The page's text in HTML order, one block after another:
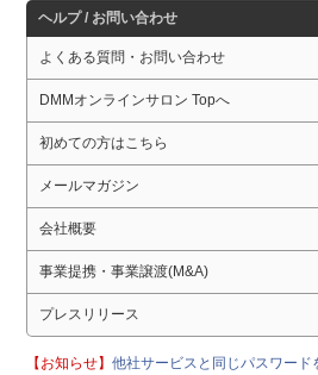
ヘルプ / お問い合わせ
よくある質問・お問い合わせ
DMMオンラインサロン Topへ
初めての方はこちら
メールマガジン
会社概要
事業提携・事業譲渡(M&A)
プレスリリース
【お知らせ】他社サービスと同じパスワード